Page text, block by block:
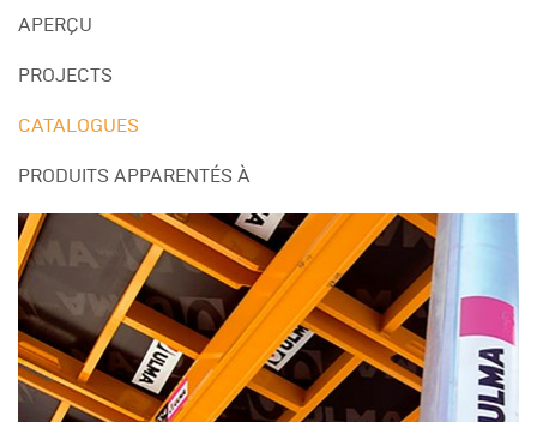
APERÇU
PROJECTS
CATALOGUES
PRODUITS APPARENTÉS À